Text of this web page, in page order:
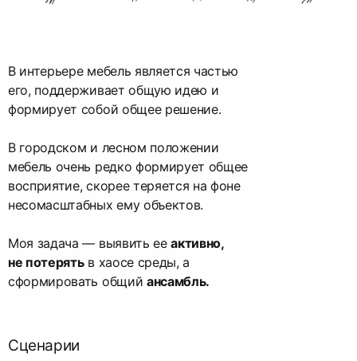
В интерьере мебель является частью
его, поддерживает общую идею и
формирует собой общее решение.
В городском и лесном положении
мебель очень редко формирует общее
восприятие, скорее теряется на фоне
несомасштабных ему объектов.
Моя задача — выявить ееактивно,
не потерятьв хаосе среды, а
сформировать общий ансамбль.
Сценарии